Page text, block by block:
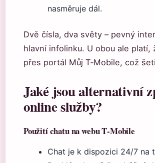
nasměruje dál.
Dvě čísla, dva světy – pevný
hlavní infolinku. U obou ale
přes portál Můj T‑Mobile, což
Jaké jsou alternativní
online služby?
Použití chatu na webu T‑Mobile
Chat je k dispozici 24/7 na